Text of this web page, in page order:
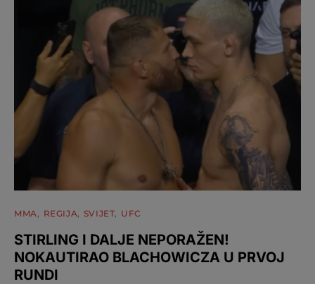
MMA REGIJA SVIJET UFC
STIRLING I DALJE NEPORAŽEN!
NOKAUTIRAO BLACHOWICZA U PRVOJ
RUNDI